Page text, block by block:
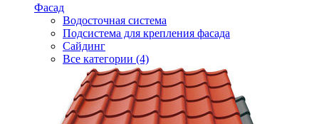
Фасад
Водосточная система
Подсистема для крепления фасада
Сайдинг
Все категории (4)